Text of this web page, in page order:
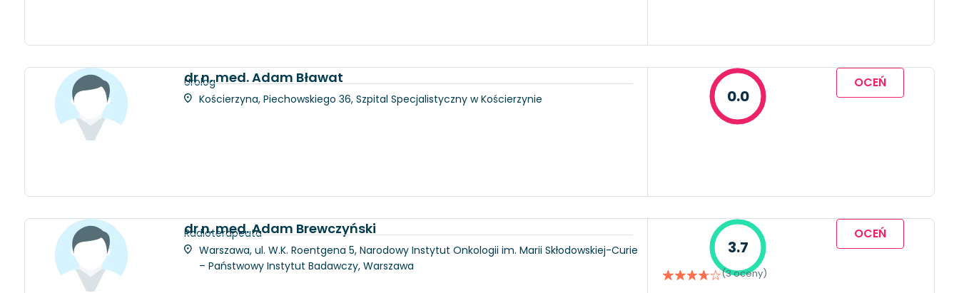
dr n. med. Adam Bławat
Urolog
Kościerzyna, Piechowskiego 36, Szpital Specjalistyczny w Kościerzynie
0.0
OCEŃ
dr n. med. Adam Brewczyński
Radioterapeuta
Warszawa, ul. W.K. Roentgena 5, Narodowy Instytut Onkologii im. Marii Skłodowskiej-Curie
– Państwowy Instytut Badawczy, Warszawa
3.7
(3 oceny)
OCEŃ